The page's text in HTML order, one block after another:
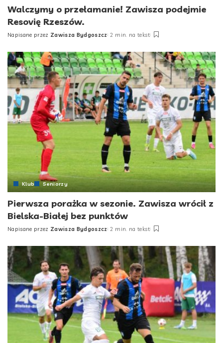
Walczymy o przełamanie! Zawisza podejmie
Resovię Rzeszów.
Posted
Napisane przez Zawisza Bydgoszcz 2 min. na tekst
Klub Seniorzy
Pierwsza porażka w sezonie. Zawisza wrócił z
Bielska-Białej bez punktów
Posted
Napisane przez Zawisza Bydgoszcz 2 min. na tekst